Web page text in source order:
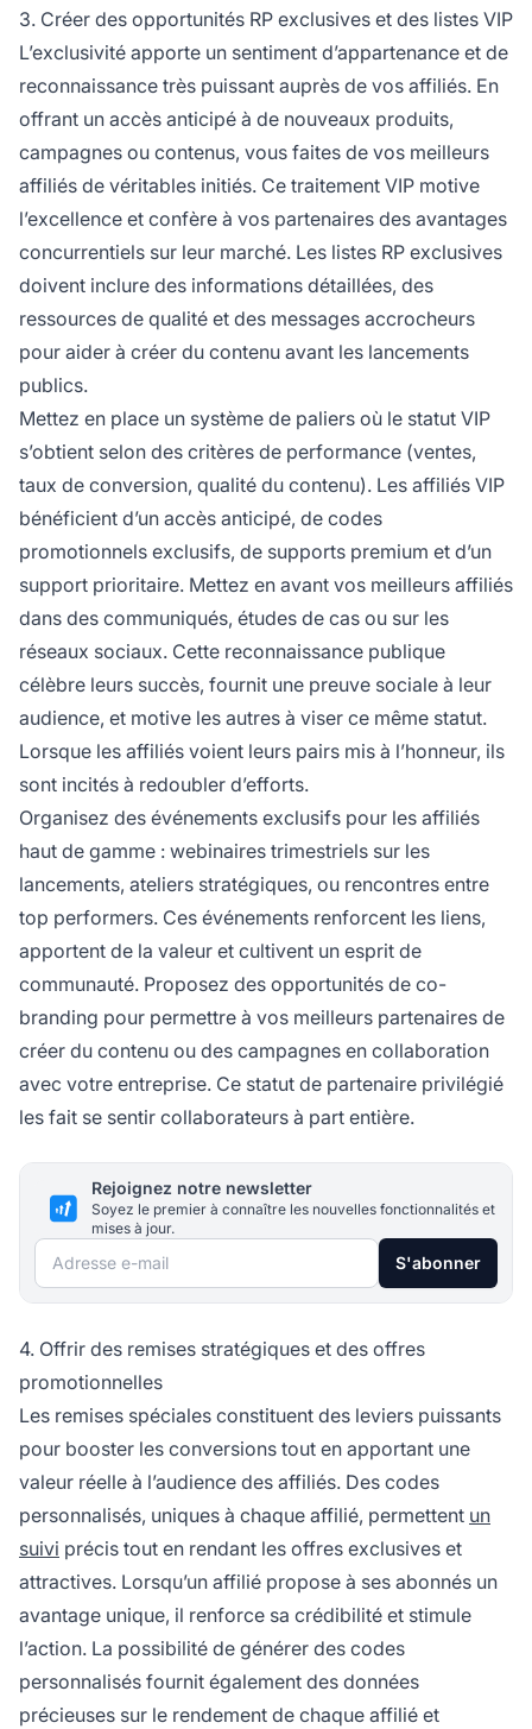
3. Créer des opportunités RP exclusives et des listes VIP
L’exclusivité apporte un sentiment d’appartenance et de
reconnaissance très puissant auprès de vos affiliés. En
offrant un accès anticipé à de nouveaux produits,
campagnes ou contenus, vous faites de vos meilleurs
affiliés de véritables initiés. Ce traitement VIP motive
l’excellence et confère à vos partenaires des avantages
concurrentiels sur leur marché. Les listes RP exclusives
doivent inclure des informations détaillées, des
ressources de qualité et des messages accrocheurs
pour aider à créer du contenu avant les lancements
publics.
Mettez en place un système de paliers où le statut VIP
s’obtient selon des critères de performance (ventes,
taux de conversion, qualité du contenu). Les affiliés VIP
bénéficient d’un accès anticipé, de codes
promotionnels exclusifs, de supports premium et d’un
support prioritaire. Mettez en avant vos meilleurs affiliés
dans des communiqués, études de cas ou sur les
réseaux sociaux. Cette reconnaissance publique
célèbre leurs succès, fournit une preuve sociale à leur
audience, et motive les autres à viser ce même statut.
Lorsque les affiliés voient leurs pairs mis à l’honneur, ils
sont incités à redoubler d’efforts.
Organisez des événements exclusifs pour les affiliés
haut de gamme : webinaires trimestriels sur les
lancements, ateliers stratégiques, ou rencontres entre
top performers. Ces événements renforcent les liens,
apportent de la valeur et cultivent un esprit de
communauté. Proposez des opportunités de co-
branding pour permettre à vos meilleurs partenaires de
créer du contenu ou des campagnes en collaboration
avec votre entreprise. Ce statut de partenaire privilégié
les fait se sentir collaborateurs à part entière.
Rejoignez notre newsletter
Soyez le premier à connaître les nouvelles fonctionnalités et
mises à jour.
Adresse e-mail S'abonner
4. Offrir des remises stratégiques et des offres
promotionnelles
Les remises spéciales constituent des leviers puissants
pour booster les conversions tout en apportant une
valeur réelle à l’audience des affiliés. Des codes
personnalisés, uniques à chaque affilié, permettent un
suivi précis tout en rendant les offres exclusives et
attractives. Lorsqu’un affilié propose à ses abonnés un
avantage unique, il renforce sa crédibilité et stimule
l’action. La possibilité de générer des codes
personnalisés fournit également des données
précieuses sur le rendement de chaque affilié et